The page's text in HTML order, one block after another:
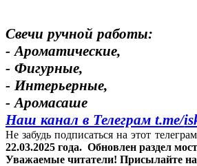
Свечи ручной работы:
- Ароматические,
- Фигурные,
- Интерьерные,
- Аромасаше
Наш канал в Телеграм t.me/
Не забудь подписаться на этот
22.03.2025 года. Обновлен раздел
Уважаемые читатели! Присылайте